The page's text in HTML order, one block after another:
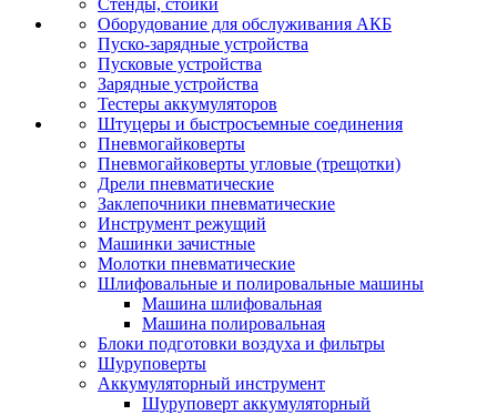
Стенды, стойки
Оборудование для обслуживания АКБ
Пуско-зарядные устройства
Пусковые устройства
Зарядные устройства
Тестеры аккумуляторов
Штуцеры и быстросъемные соединения
Пневмогайковерты
Пневмогайковерты угловые (трещотки)
Дрели пневматические
Заклепочники пневматические
Инструмент режущий
Машинки зачистные
Молотки пневматические
Шлифовальные и полировальные машины
Машина шлифовальная
Машина полировальная
Блоки подготовки воздуха и фильтры
Шуруповерты
Аккумуляторный инструмент
Шуруповерт аккумуляторный